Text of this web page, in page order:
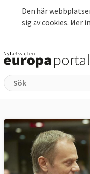
Den här
sig av cookies. Mer